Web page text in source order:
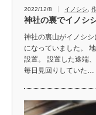
2022/12/8 イノシシ
神社の裏でイノ
神社の裏山がイノシ
になっていました。
設置。 設置した途端
毎日見回りしていた…